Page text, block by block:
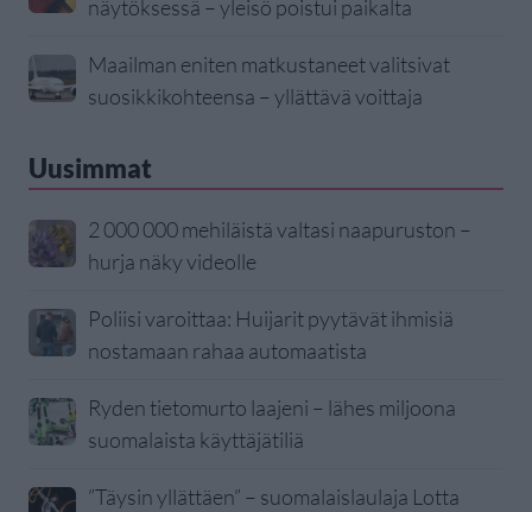
näytöksessä – yleisö poistui paikalta
Maailman eniten matkustaneet valitsivat
suosikkikohteensa – yllättävä voittaja
Uusimmat
2 000 000 mehiläistä valtasi naapuruston –
hurja näky videolle
Poliisi varoittaa: Huijarit pyytävät ihmisiä
nostamaan rahaa automaatista
Ryden tietomurto laajeni – lähes miljoona
suomalaista käyttäjätiliä
”Täysin yllättäen” – suomalaislaulaja Lotta